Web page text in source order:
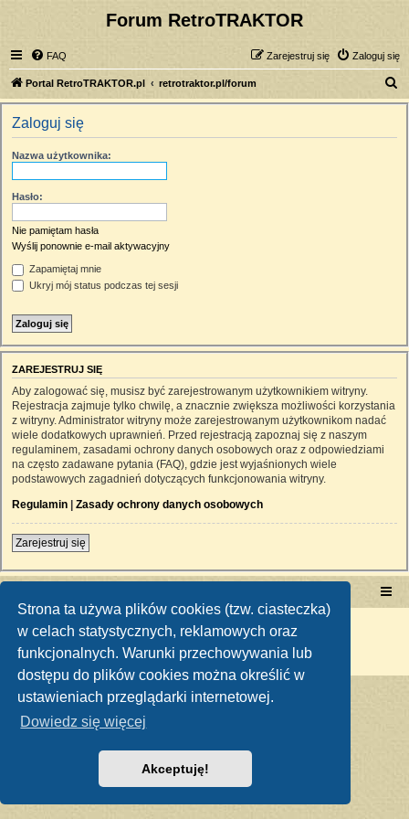
Strona ta używa plików cookies (tzw. ciasteczka)
w celach statystycznych, reklamowych oraz
funkcjonalnych. Warunki przechowywania lub
dostępu do plików cookies można określić w
ustawieniach przeglądarki internetowej.
Dowiedz się więcej
Akceptuję!
Forum RetroTRAKTOR
FAQ Zaloguj się
Zarejestruj się
Portal RetroTRAKTOR.pl retrotraktor.pl/forum
z
Zaloguj się
Nazwa użytkownika:
Hasło:
Nie pamiętam hasła
Wyślij ponownie e-mail aktywacyjny
Zapamiętaj mnie
Ukryj mój status podczas tej sesji
ZAREJESTRUJ SIĘ
Aby zalogować się, musisz być zarejestrowanym użytkownikiem witryny.
Rejestracja zajmuje tylko chwilę, a znacznie zwiększa możliwości korzystania
z witryny. Administrator witryny może zarejestrowanym użytkownikom nadać
wiele dodatkowych uprawnień. Przed rejestracją zapoznaj się z naszym
regulaminem, zasadami ochrony danych osobowych oraz z odpowiedziami
na często zadawane pytania (FAQ), gdzie jest wyjaśnionych wiele
podstawowych zagadnień dotyczących funkcjonowania witryny.
Regulamin | Zasady ochrony danych osobowych
Zarejestruj się
Technologię dostarcza phpBB ® Forum Software © phpBB Limited
Polski pakiet językowy dostarcza
Zasady ochrony danych osobowych|Regulamin